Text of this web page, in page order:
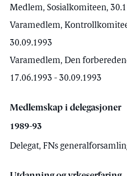
Medlem, Sosialkomiteen,
Varamedlem,
30.09.1993
Varamedlem, Den
17.06.1993 - 30.09.1993
Medlemskap i delegasjoner
1989-93
Delegat, FNs